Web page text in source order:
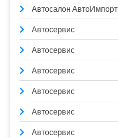
Автосалон АвтоИмпорт
Автосервис
Автосервис
Автосервис
Автосервис
Автосервис
Автосервис